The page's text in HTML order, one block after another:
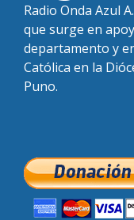
Radio Onda Azul
que surge en
departamento y
Católica en la
Puno.